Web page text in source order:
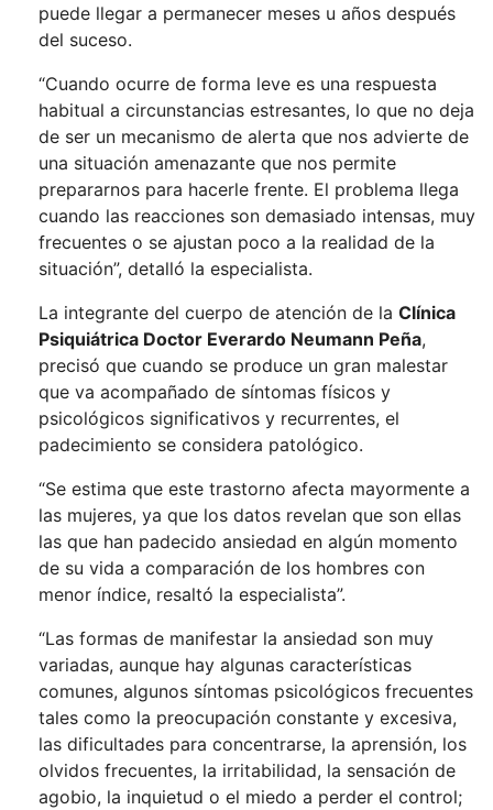
puede llegar a permanecer meses u años después
del suceso.
“Cuando ocurre de forma leve es una respuesta
habitual a circunstancias estresantes, lo que no deja
de ser un mecanismo de alerta que nos advierte de
una situación amenazante que nos permite
prepararnos para hacerle frente. El problema llega
cuando las reacciones son demasiado intensas, muy
frecuentes o se ajustan poco a la realidad de la
situación”, detalló la especialista.
La integrante del cuerpo de atención de la Clínica
Psiquiátrica Doctor Everardo Neumann Peña,
precisó que cuando se produce un gran malestar
que va acompañado de síntomas físicos y
psicológicos significativos y recurrentes, el
padecimiento se considera patológico.
“Se estima que este trastorno afecta mayormente a
las mujeres, ya que los datos revelan que son ellas
las que han padecido ansiedad en algún momento
de su vida a comparación de los hombres con
menor índice, resaltó la especialista”.
“Las formas de manifestar la ansiedad son muy
variadas, aunque hay algunas características
comunes, algunos síntomas psicológicos frecuentes
tales como la preocupación constante y excesiva,
las dificultades para concentrarse, la aprensión, los
olvidos frecuentes, la irritabilidad, la sensación de
agobio, la inquietud o el miedo a perder el control;